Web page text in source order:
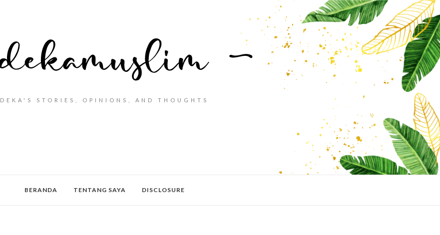
DEKA'S STORIES, OPINIONS, AND THOUGHTS
BERANDA TENTANG SAYA DISCLOSURE